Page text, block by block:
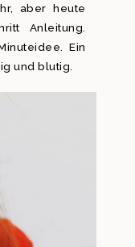
aber heute
Anleitung.
Ein
und blutig.